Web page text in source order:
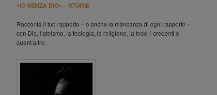
«IO SENZA DIO» – STORIE
Racconta il tuo rapporto – o anche la mancanza di ogni rapporto –
con Dio, l’ateismo, la teologia, la religione, la fede, i credenti e
quant’altro.